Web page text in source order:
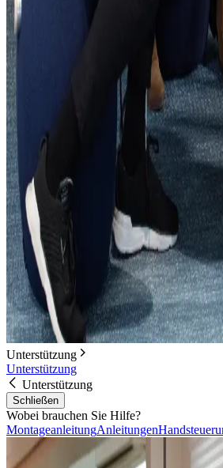
Unterstützung
Unterstützung
Unterstützung
Schließen
Wobei brauchen Sie Hilfe?
MontageanleitungAnleitungen